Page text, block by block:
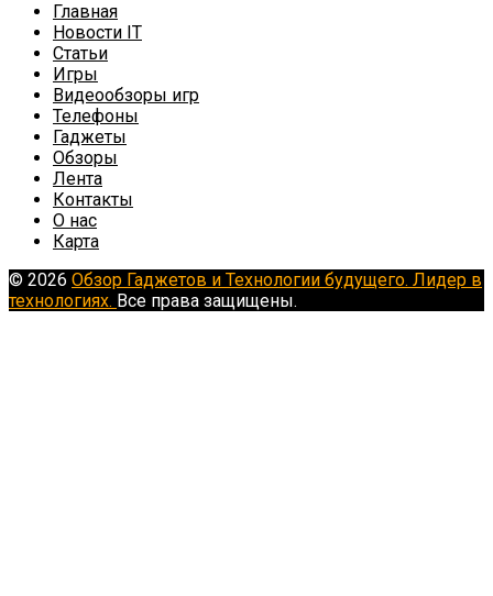
Главная
Новости IT
Статьи
Игры
Видеообзоры игр
Телефоны
Гаджеты
Обзоры
Лента
Контакты
О нас
Карта
© 2026 Обзор Гаджетов и Технологии будущего. Лидер в
технологиях. Все права защищены.